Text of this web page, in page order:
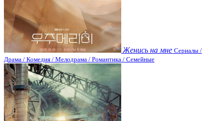
Женись на мне Сериалы /
Драма / Комедия / Мелодрама / Романтика / Семейные